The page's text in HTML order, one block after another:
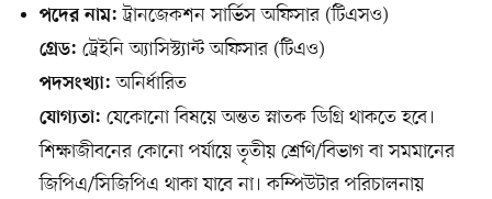
পদের নাম: ট্রানজেকশন সার্ভিস অফিসার (টিএসও)
গ্রেড: ট্রেইনি অ্যাসিস্ট্যান্ট অফিসার (টিএও)
পদসংখ্যা: অনির্ধারিত
যোগ্যতা: যেকোনো বিষয়ে অন্তত স্নাতক ডিগ্রি থাকতে হবে।
শিক্ষাজীবনের কোনো পর্যায়ে তৃতীয় শ্রেণি/বিভাগ বা সমমানের
জিপিএ/সিজিপিএ থাকা যাবে না। কম্পিউটার পরিচালনায়